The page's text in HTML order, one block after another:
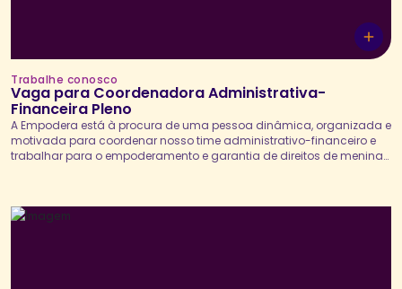
Trabalhe conosco
Vaga para Coordenadora Administrativa-
Financeira Pleno
A Empodera está à procura de uma pessoa dinâmica, organizada e
motivada para coordenar nosso time administrativo-financeiro e
trabalhar para o empoderamento e garantia de direitos de meninas
organização, assegurando a sustentabilidade institucional, a...